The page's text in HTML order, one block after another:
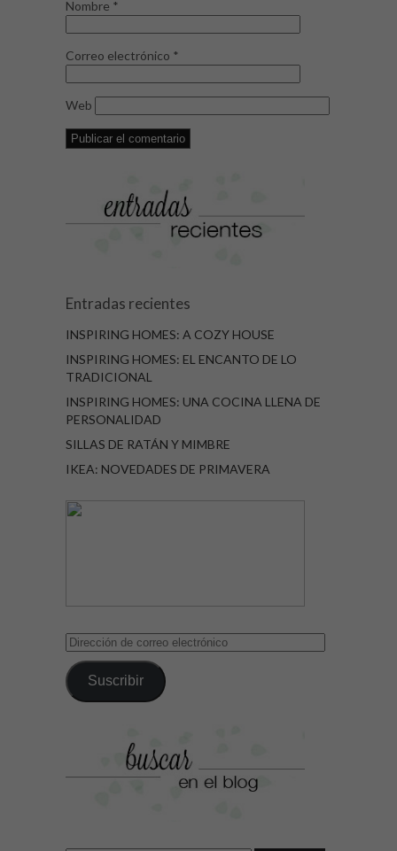
Nombre *
Correo electrónico *
Web
Entradas recientes
INSPIRING HOMES: A COZY HOUSE
INSPIRING HOMES: EL ENCANTO DE LO
TRADICIONAL
INSPIRING HOMES: UNA COCINA LLENA DE
PERSONALIDAD
SILLAS DE RATÁN Y MIMBRE
IKEA: NOVEDADES DE PRIMAVERA
Dirección
correo
electrónico
Suscribir